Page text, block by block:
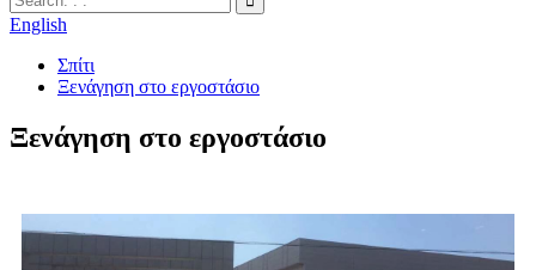
English
Σπίτι
Ξενάγηση στο εργοστάσιο
Ξενάγηση στο εργοστάσιο